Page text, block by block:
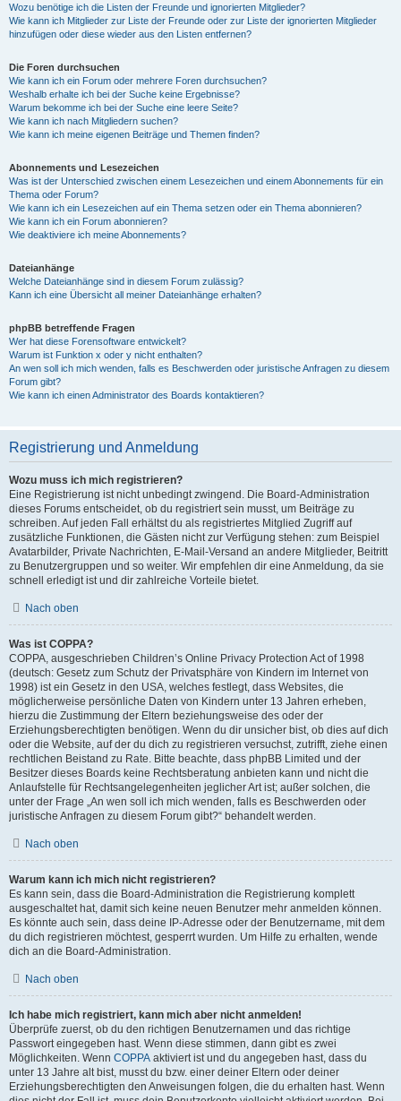
Wozu benötige ich die Listen der Freunde und ignorierten Mitglieder?
Wie kann ich Mitglieder zur Liste der Freunde oder zur Liste der ignorierten Mitglieder
hinzufügen oder diese wieder aus den Listen entfernen?
Die Foren durchsuchen
Wie kann ich ein Forum oder mehrere Foren durchsuchen?
Weshalb erhalte ich bei der Suche keine Ergebnisse?
Warum bekomme ich bei der Suche eine leere Seite?
Wie kann ich nach Mitgliedern suchen?
Wie kann ich meine eigenen Beiträge und Themen finden?
Abonnements und Lesezeichen
Was ist der Unterschied zwischen einem Lesezeichen und einem Abonnements für ein
Thema oder Forum?
Wie kann ich ein Lesezeichen auf ein Thema setzen oder ein Thema abonnieren?
Wie kann ich ein Forum abonnieren?
Wie deaktiviere ich meine Abonnements?
Dateianhänge
Welche Dateianhänge sind in diesem Forum zulässig?
Kann ich eine Übersicht all meiner Dateianhänge erhalten?
phpBB betreffende Fragen
Wer hat diese Forensoftware entwickelt?
Warum ist Funktion x oder y nicht enthalten?
An wen soll ich mich wenden, falls es Beschwerden oder juristische Anfragen zu diesem
Forum gibt?
Wie kann ich einen Administrator des Boards kontaktieren?
Registrierung und Anmeldung
Wozu muss ich mich registrieren?
Eine Registrierung ist nicht unbedingt zwingend. Die Board-Administration
dieses Forums entscheidet, ob du registriert sein musst, um Beiträge zu
schreiben. Auf jeden Fall erhältst du als registriertes Mitglied Zugriff auf
zusätzliche Funktionen, die Gästen nicht zur Verfügung stehen: zum Beispiel
Avatarbilder, Private Nachrichten, E-Mail-Versand an andere Mitglieder, Beitritt
zu Benutzergruppen und so weiter. Wir empfehlen dir eine Anmeldung, da sie
schnell erledigt ist und dir zahlreiche Vorteile bietet.
Nach oben
Was ist COPPA?
COPPA, ausgeschrieben Children’s Online Privacy Protection Act of 1998
(deutsch: Gesetz zum Schutz der Privatsphäre von Kindern im Internet von
1998) ist ein Gesetz in den USA, welches festlegt, dass Websites, die
möglicherweise persönliche Daten von Kindern unter 13 Jahren erheben,
hierzu die Zustimmung der Eltern beziehungsweise des oder der
Erziehungsberechtigten benötigen. Wenn du dir unsicher bist, ob dies auf dich
oder die Website, auf der du dich zu registrieren versuchst, zutrifft, ziehe einen
rechtlichen Beistand zu Rate. Bitte beachte, dass phpBB Limited und der
Besitzer dieses Boards keine Rechtsberatung anbieten kann und nicht die
Anlaufstelle für Rechtsangelegenheiten jeglicher Art ist; außer solchen, die
unter der Frage „An wen soll ich mich wenden, falls es Beschwerden oder
juristische Anfragen zu diesem Forum gibt?“ behandelt werden.
Nach oben
Warum kann ich mich nicht registrieren?
Es kann sein, dass die Board-Administration die Registrierung komplett
ausgeschaltet hat, damit sich keine neuen Benutzer mehr anmelden können.
Es könnte auch sein, dass deine IP-Adresse oder der Benutzername, mit dem
du dich registrieren möchtest, gesperrt wurden. Um Hilfe zu erhalten, wende
dich an die Board-Administration.
Nach oben
Ich habe mich registriert, kann mich aber nicht anmelden!
Überprüfe zuerst, ob du den richtigen Benutzernamen und das richtige
Passwort eingegeben hast. Wenn diese stimmen, dann gibt es zwei
Möglichkeiten. Wenn COPPA aktiviert ist und du angegeben hast, dass du
unter 13 Jahre alt bist, musst du bzw. einer deiner Eltern oder deiner
Erziehungsberechtigten den Anweisungen folgen, die du erhalten hast. Wenn